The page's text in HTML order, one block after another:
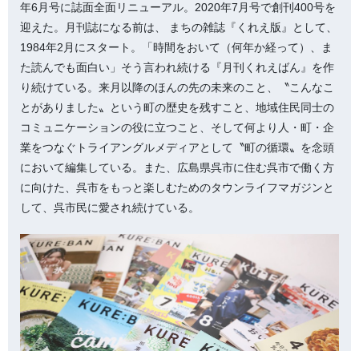
年6月号に誌面全面リニューアル。2020年7月号で創刊400号を
迎えた。月刊誌になる前は、 まちの雑誌『くれえ版』として、
1984年2月にスタート。「時間をおいて（何年か経って）、ま
た読んでも面白い」そう言われ続ける『月刊くれえばん』を作
り続けている。来月以降のほんの先の未来のこと、〝こんなこ
とがありました〟という町の歴史を残すこと、地域住民同士の
コミュニケーションの役に立つこと、そして何より人・町・企
業をつなぐトライアングルメディアとして〝町の循環〟を念頭
において編集している。また、広島県呉市に住む呉市で働く方
に向けた、呉市をもっと楽しむためのタウンライフマガジンと
して、呉市民に愛され続けている。